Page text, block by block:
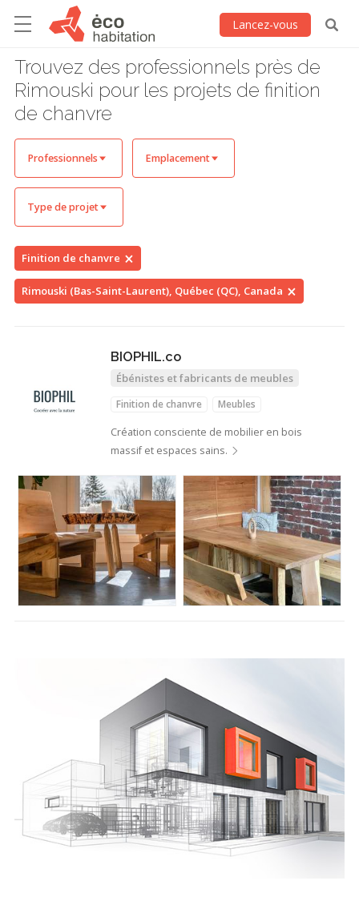
Lancez-vous
Trouvez des professionnels près de
Rimouski pour les projets de finition
de chanvre
Professionnels Emplacement
Type de projet
Finition de chanvre
Rimouski (Bas-Saint-Laurent), Québec (QC), Canada
BIOPHIL.co
Ébénistes et fabricants de meubles
Finition de chanvre Meubles
Création consciente de mobilier en bois
massif et espaces sains.